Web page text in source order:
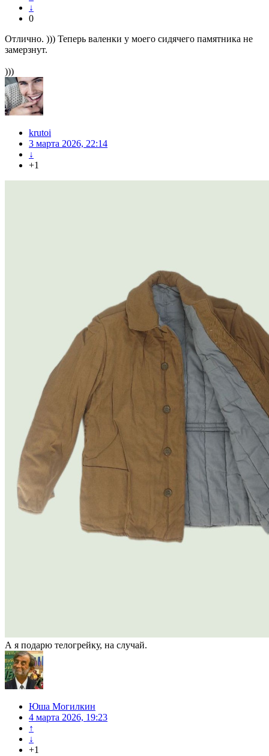
↓
0
Отлично. ))) Теперь валенки у моего сидячего памятника не
замерзнут.
)))
krutoi
3 марта 2026, 22:14
↓
+1
А я подарю телогрейку, на случай.
Юша Могилкин
4 марта 2026, 19:23
↑
↓
+1